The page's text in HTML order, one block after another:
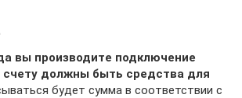
вы производите подключение
счету должны быть средства для
будет сумма в соответствии с